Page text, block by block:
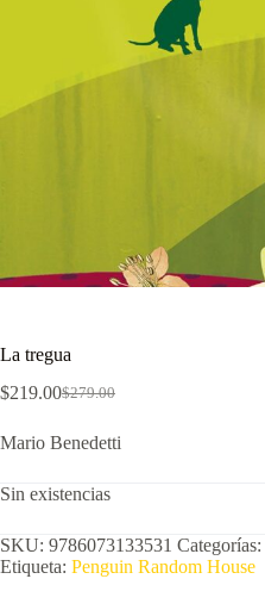
La tregua
$279.00
El
original
$279.00.
$219.00El
actual
$219.00.
Mario Benedetti
Sin existencias
SKU: 9786073133531 Categorías:
Etiqueta: Penguin Random House